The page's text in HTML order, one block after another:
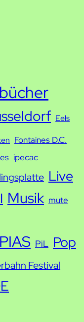
bücher
Eels
Fontaines D.C.
ipecac
Live
Musik mute
PIAS PiL Pop
Festival